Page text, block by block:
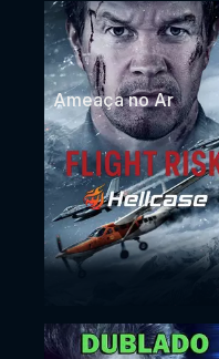
Ameaça no Ar